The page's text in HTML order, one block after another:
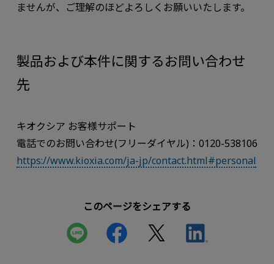
ませんが、ご理解のほどよろしくお願いいたします。
製品および本件に関するお問い合わせ
先
キオクシア お客様サポート
電話でのお問い合わせ(フリーダイヤル)：0120-538106
https://www.kioxia.com/ja-jp/contact.html#personal
このページをシェアする